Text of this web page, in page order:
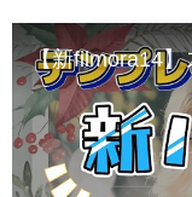
【新filmora14